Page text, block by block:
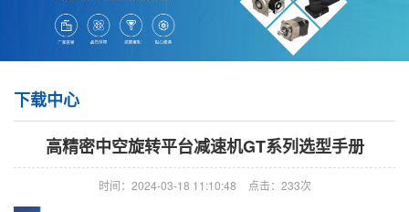
下载中心
高精密中空旋转平台减速机GT系列选型手册
时间：2024-03-18 11:10:48 点击：233次